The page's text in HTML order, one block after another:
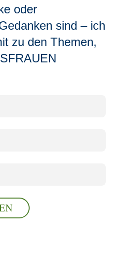
oder
sind – ich
zu den Themen,